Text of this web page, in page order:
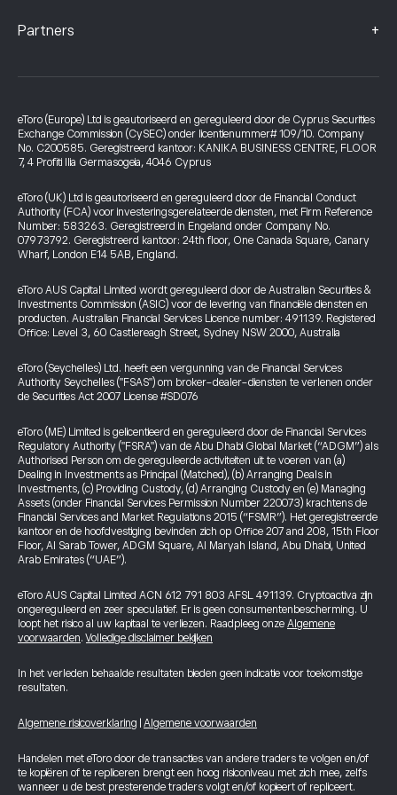
Partners +
eToro (Europe) Ltd is geautoriseerd en gereguleerd door de Cyprus Securities
Exchange Commission (CySEC) onder licentienummer# 109/10. Company
No. C200585. Geregistreerd kantoor: KANIKA BUSINESS CENTRE, FLOOR
7, 4 Profiti Ilia Germasogeia, 4046 Cyprus
eToro (UK) Ltd is geautoriseerd en gereguleerd door de Financial Conduct
Authority (FCA) voor investeringsgerelateerde diensten, met Firm Reference
Number: 583263. Geregistreerd in Engeland onder Company No.
07973792. Geregistreerd kantoor: 24th floor, One Canada Square, Canary
Wharf, London E14 5AB, England.
eToro AUS Capital Limited wordt gereguleerd door de Australian Securities &
Investments Commission (ASIC) voor de levering van financiële diensten en
producten. Australian Financial Services Licence number: 491139. Registered
Office: Level 3, 60 Castlereagh Street, Sydney NSW 2000, Australia
eToro (Seychelles) Ltd. heeft een vergunning van de Financial Services
Authority Seychelles ("FSAS") om broker-dealer-diensten te verlenen onder
de Securities Act 2007 License #SD076
eToro (ME) Limited is gelicentieerd en gereguleerd door de Financial Services
Regulatory Authority ("FSRA") van de Abu Dhabi Global Market (“ADGM”) als
Authorised Person om de gereguleerde activiteiten uit te voeren van (a)
Dealing in Investments as Principal (Matched), (b) Arranging Deals in
Investments, (c) Providing Custody, (d) Arranging Custody en (e) Managing
Assets (onder Financial Services Permission Number 220073) krachtens de
Financial Services and Market Regulations 2015 (“FSMR”). Het geregistreerde
kantoor en de hoofdvestiging bevinden zich op Office 207 and 208, 15th Floor
Floor, Al Sarab Tower, ADGM Square, Al Maryah Island, Abu Dhabi, United
Arab Emirates (“UAE”).
eToro AUS Capital Limited ACN 612 791 803 AFSL 491139. Cryptoactiva zijn
ongereguleerd en zeer speculatief. Er is geen consumentenbescherming. U
loopt het risico al uw kapitaal te verliezen. Raadpleeg onze Algemene
voorwaarden.Volledige disclaimer bekijken
In het verleden behaalde resultaten bieden geen indicatie voor toekomstige
resultaten.
Algemene risicoverklaring Algemene voorwaarden
Handelen met eToro door de transacties van andere traders te volgen en/of
te kopiëren of te repliceren brengt een hoog risiconiveau met zich mee, zelfs
wanneer u de best presterende traders volgt en/of kopieert of repliceert.